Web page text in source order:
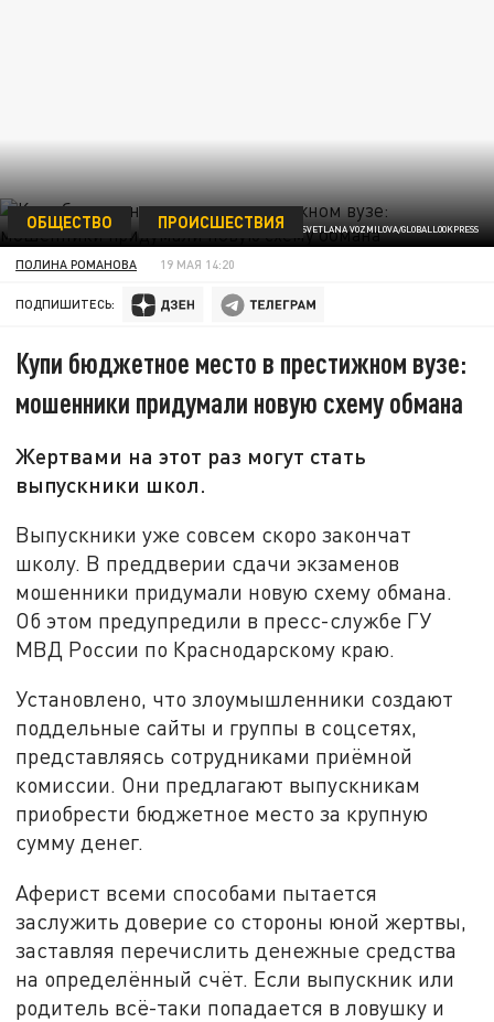
ФОТО: SVETLANA VOZMILOVA/GLOBALLOOKPRESS
ОБЩЕСТВО ПРОИСШЕСТВИЯ
ПОЛИНА РОМАНОВА 19 МАЯ 14:20
ПОДПИШИТЕСЬ:
Купи бюджетное место в престижном вузе:
мошенники придумали новую схему обмана
Жертвами на этот раз могут стать
выпускники школ.
Выпускники уже совсем скоро закончат
школу. В преддверии сдачи экзаменов
мошенники придумали новую схему обмана.
Об этом предупредили в пресс-службе ГУ
МВД России по Краснодарскому краю.
Установлено, что злоумышленники создают
поддельные сайты и группы в соцсетях,
представляясь сотрудниками приёмной
комиссии. Они предлагают выпускникам
приобрести бюджетное место за крупную
сумму денег.
Аферист всеми способами пытается
заслужить доверие со стороны юной жертвы,
заставляя перечислить денежные средства
на определённый счёт. Если выпускник или
родитель всё-таки попадается в ловушку и